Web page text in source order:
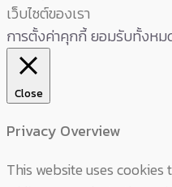
เว็บไซต์ของเรา
การตั้งค่าคุกกี้ยอมรับทั้งหม
Close
Privacy Overview
This website uses